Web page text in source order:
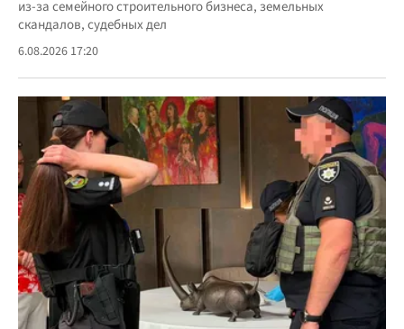
из-за семейного строительного бизнеса, земельных
скандалов, судебных дел
6.08.2026 17:20